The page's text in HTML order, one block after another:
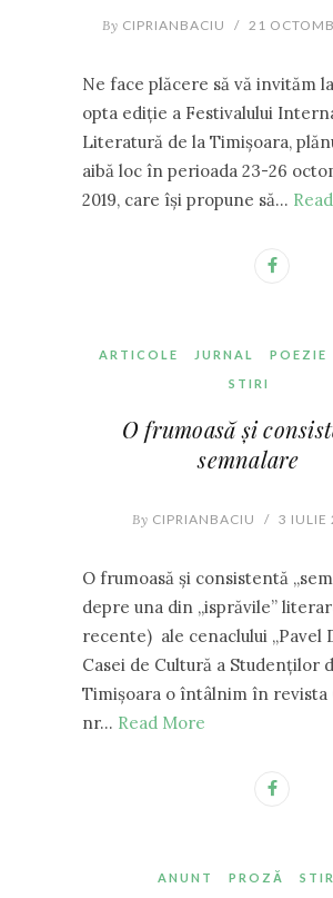
By CIPRIANBACIU / 21
Ne face plăcere să vă invităm
opta ediție a Festivalului
Literatură de la Timișoara,
aibă loc în perioada 23-26
2019, care își propune să…
ARTICOLE JURNAL POEZIE
STIRI
O frumoasă și
semnalare
By CIPRIANBACIU / 3 IULIE
O frumoasă și consistentă
depre una din ,,isprăvile”
recente) ale cenaclului ,,Pavel
Casei de Cultură a Studenților
Timișoara o întâlnim în revista
nr… Read More
ANUNT PROZĂ